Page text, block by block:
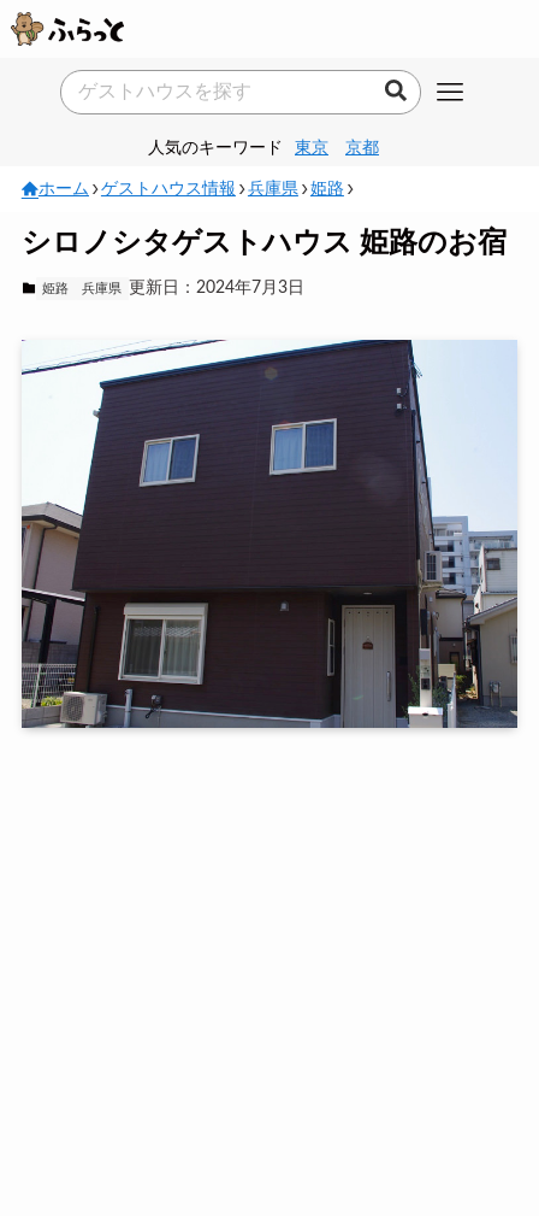
人気のキーワード 東京 京都
ホーム ゲストハウス情報 兵庫県 姫路
シロノシタゲストハウス 姫路のお宿
姫路 兵庫県 更新日：2024年7月3日